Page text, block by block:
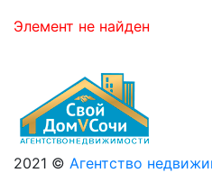
Элемент не найден
2021 © Агентство